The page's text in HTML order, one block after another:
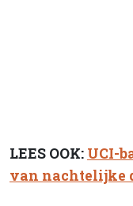
LEES OOK: UCI-
van nachtelijke